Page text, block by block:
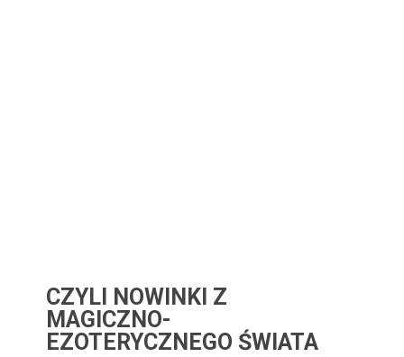
CZYLI NOWINKI Z
MAGICZNO-
EZOTERYCZNEGO ŚWIATA